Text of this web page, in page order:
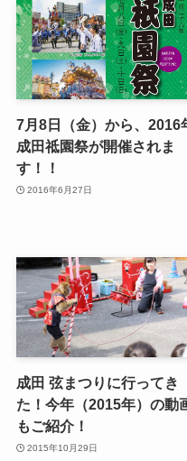
7月8日（金）から、2016
成田祗園祭が開催されま
す！！
2016年6月27日
成田 弦まつりに行ってき
た！今年（2015年）の動
もご紹介！
2015年10月29日